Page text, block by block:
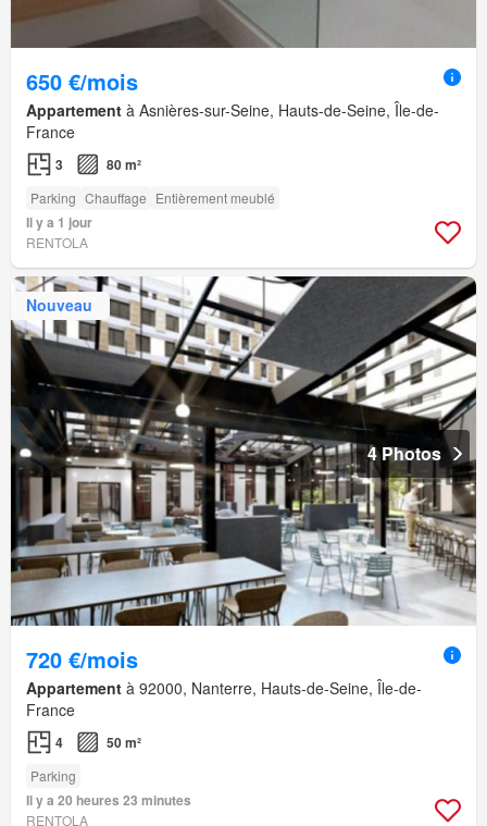
650 €/mois
Appartement à Asnières-sur-Seine, Hauts-de-Seine, Île-de-
France
3 80 m²
Parking Chauffage Entièrement meublé
Il y a 1 jour
RENTOLA
Nouveau
4 Photos
720 €/mois
Appartement à 92000, Nanterre, Hauts-de-Seine, Île-de-
France
4 50 m²
Parking
Il y a 20 heures 23 minutes
RENTOLA